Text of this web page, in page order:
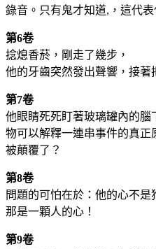
錄音。只有鬼才知道,，這代表
第6卷
捻熄香菸，剛走了幾步，
他的牙齒突然發出聲響，接著
第7卷
他眼睛死死盯著玻璃罐內的
物可以解釋一連串事件的真
被顛覆了？
第8卷
問題的可怕在於：他的心不是
那是一顆人的心！
第9卷